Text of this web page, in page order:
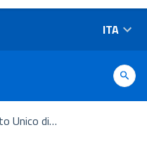
ITA
Unico di